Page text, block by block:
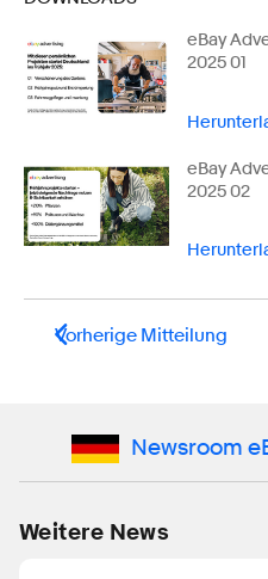
eBay
2025 01
eBay
2025 02
Vorherige Mitteilung
Newsroom
Weitere News